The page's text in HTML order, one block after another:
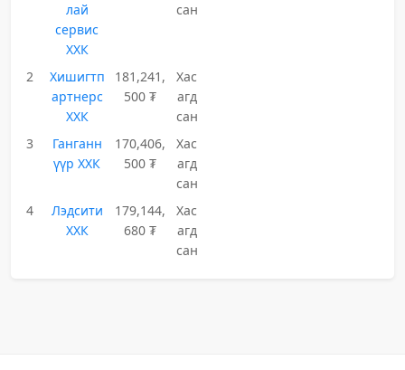
лай
сервис
ХХК
сан
2
Хишигтп
артнерс
ХХК
181,241,
500 ₮
Хас
агд
сан
3
Ганганн
үүр ХХК
170,406,
500 ₮
Хас
агд
сан
4
Лэдсити
ХХК
179,144,
680 ₮
Хас
агд
сан